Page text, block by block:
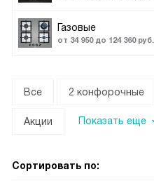
Газовые
от 34 950 до 124 360 руб.
Все 2 конфорочные
Акции Показать еще
Сортировать по: